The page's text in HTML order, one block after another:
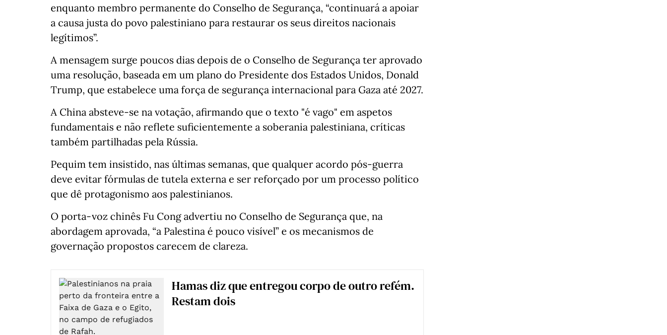
enquanto membro permanente do Conselho de Segurança, “continuará a apoiar
a causa justa do povo palestiniano para restaurar os seus direitos nacionais
legítimos”.
A mensagem surge poucos dias depois de o Conselho de Segurança ter aprovado
uma resolução, baseada em um plano do Presidente dos Estados Unidos, Donald
Trump, que estabelece uma força de segurança internacional para Gaza até 2027.
A China absteve-se na votação, afirmando que o texto "é vago" em aspetos
fundamentais e não reflete suficientemente a soberania palestiniana, críticas
também partilhadas pela Rússia.
Pequim tem insistido, nas últimas semanas, que qualquer acordo pós-guerra
deve evitar fórmulas de tutela externa e ser reforçado por um processo político
que dê protagonismo aos palestinianos.
O porta-voz chinês Fu Cong advertiu no Conselho de Segurança que, na
abordagem aprovada, “a Palestina é pouco visível” e os mecanismos de
governação propostos carecem de clareza.
Hamas diz que entregou corpo de outro refém.
Restam dois